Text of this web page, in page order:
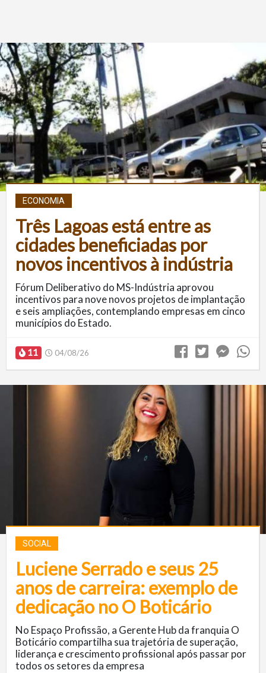
ECONOMIA
Três Lagoas está entre as
cidades beneficiadas por
novos incentivos à indústria
Fórum Deliberativo do MS-Indústria aprovou
incentivos para nove novos projetos de implantação
e seis ampliações, contemplando empresas em cinco
municípios do Estado.
11 04/08/26
SOCIAL
Luciene Serrado e seus 25
anos de carreira: exemplo de
dedicação no O Boticário
No Espaço Profissão, a Gerente Hub da franquia O
Boticário compartilha sua trajetória de superação,
liderança e crescimento profissional após passar por
todos os setores da empresa